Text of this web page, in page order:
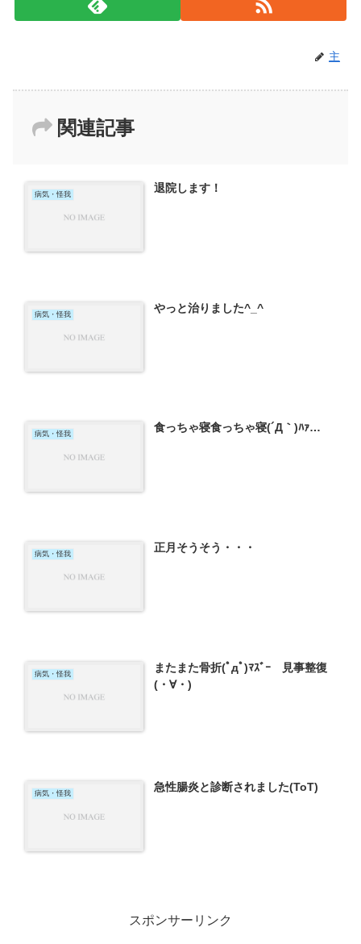
主
関連記事
病気・怪我 退院します！
病気・怪我 やっと治りました^_^
病気・怪我 食っちゃ寝食っちゃ寝(´Д｀)ﾊｧ…
病気・怪我 正月そうそう・・・
病気・怪我
またまた骨折(ﾟдﾟ)ﾏｽﾞｰ 見事整復
(・∀・)
病気・怪我 急性腸炎と診断されました(ToT)
スポンサーリンク